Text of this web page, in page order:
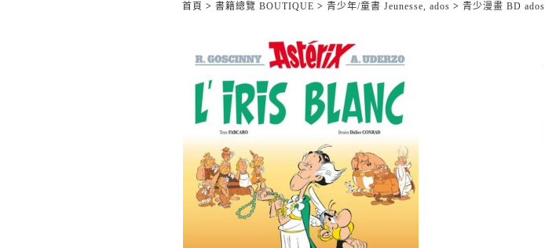
首頁 > 書籍總覽 BOUTIQUE > 青少年/童書 Jeunesse, ados > 青少漫畫 BD ados